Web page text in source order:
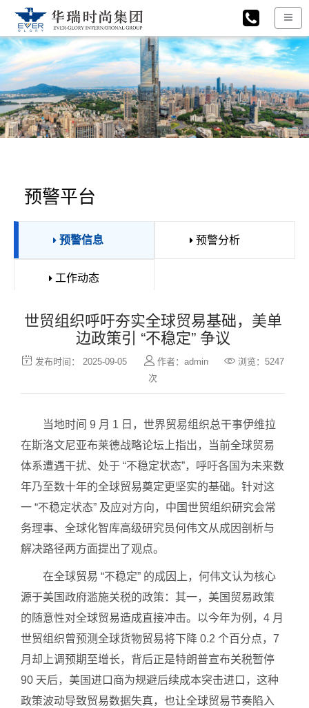
预警平台
预警信息 预警分析
工作动态
世贸组织呼吁夯实全球贸易基础，美单
边政策引 “不稳定” 争议
 发布时间： 2025-09-05 作者：admin 浏览：5247
次
当地时间 9 月 1 日，世界贸易组织总干事伊维拉
在斯洛文尼亚布莱德战略论坛上指出，当前全球贸易
体系遭遇干扰、处于 “不稳定状态”，呼吁各国为未来数
年乃至数十年的全球贸易奠定更坚实的基础。针对这
一 “不稳定状态” 及应对方向，中国世贸组织研究会常
务理事、全球化智库高级研究员何伟文从成因剖析与
解决路径两方面提出了观点。
在全球贸易 “不稳定” 的成因上，何伟文认为核心
源于美国政府滥施关税的政策：其一，美国贸易政策
的随意性对全球贸易造成直接冲击。以今年为例，4 月
世贸组织曾预测全球货物贸易将下降 0.2 个百分点，7
月却上调预期至增长，背后正是特朗普宣布关税暂停
90 天后，美国进口商为规避后续成本突击进口，这种
政策波动导致贸易数据失真，也让全球贸易节奏陷入